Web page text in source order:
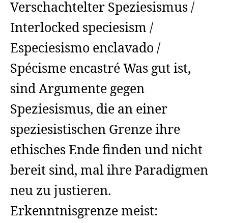
Verschachtelter Speziesismus /
Interlocked speciesism /
Especiesismo enclavado /
Spécisme encastré Was gut ist,
sind Argumente gegen
Speziesismus, die an einer
speziesistischen Grenze ihre
ethisches Ende finden und nicht
bereit sind, mal ihre Paradigmen
neu zu justieren.
Erkenntnisgrenze meist: